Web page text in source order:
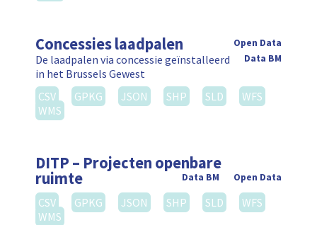
Concessies laadpalen
Open Data
Data BM
De laadpalen via concessie geïnstalleerd
in het Brussels Gewest
CSV
GPKG JSON SHP SLD
WFS
WMS
DITP – Projecten openbare
ruimte Open Data
Data BM
CSV GPKG JSON SHP SLD
WFS
WMS